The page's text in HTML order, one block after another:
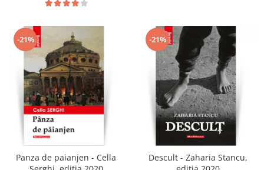
-21%
Panza de paianjen - Cella
-21%
Descult - Zaharia Stancu,